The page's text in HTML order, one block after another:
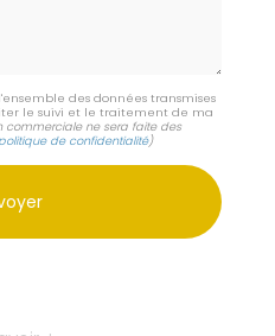
des données transmises
le suivi et le traitement de ma
commerciale ne sera faite des
politique de confidentialité)